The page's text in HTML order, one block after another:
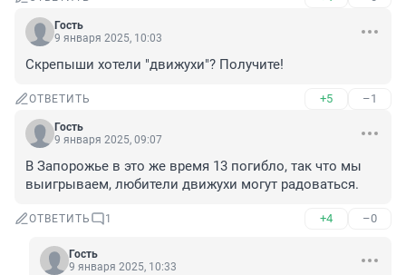
Гость
9 января 2025, 10:03
Скрепыши хотели "движухи"? Получите!
ОТВЕТИТЬ +5 –1
Гость
9 января 2025, 09:07
В Запорожье в это же время 13 погибло, так что мы
выигрываем, любители движухи могут радоваться.
ОТВЕТИТЬ 1 +4 –0
Гость
9 января 2025, 10:33